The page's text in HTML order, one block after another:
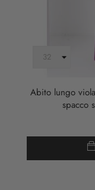
Abito lungo
spacco